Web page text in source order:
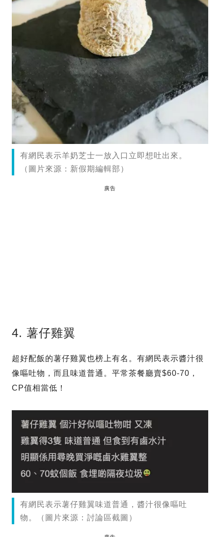
有網民表示羊奶芝士一放入口立即想吐出來。
（圖片來源：新假期編輯部）
廣告
4. 薯仔雞翼
超好配飯的薯仔雞翼也榜上有名。有網民表示醬汁很
像嘔吐物，而且味道普通。平常茶餐廳賣$60-70，
CP值相當低！
有網民表示薯仔雞翼味道普通，醬汁很像嘔吐
物。（圖片來源：討論區截圖）